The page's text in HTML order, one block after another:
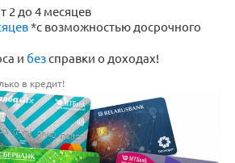
2 до 4 месяцев
*с возможностью досрочного
и безсправки о доходах!
в кредит!